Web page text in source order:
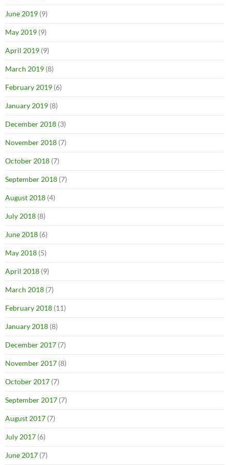
June 2019 (9)
May 2019 (9)
April 2019 (9)
March 2019 (8)
February 2019 (6)
January 2019 (8)
December 2018 (3)
November 2018 (7)
October 2018 (7)
September 2018 (7)
August 2018 (4)
July 2018 (8)
June 2018 (6)
May 2018 (5)
April 2018 (9)
March 2018 (7)
February 2018 (11)
January 2018 (8)
December 2017 (7)
November 2017 (8)
October 2017 (7)
September 2017 (7)
August 2017 (7)
July 2017 (6)
June 2017 (7)